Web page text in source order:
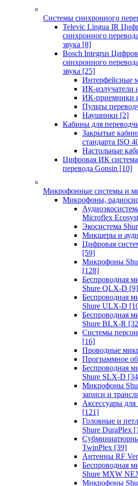
Системы синхронного
Televic Lingua IR
синхронного
звука [8]
Bosch Integrus
синхронного
звука [25]
Интерфейсные
ИК-излучатели
ИК-приемники
Пульты
Наушники [2]
Кабины для
Закрытые
стандарта ISO
Настольные
Цифровая ИК
перевода Gonsin [10]
Микрофонные системы и
Микрофоны,
Microflex
Экосистема
Микшеры и
Цифровая
[59]
Микрофоны
[128]
Беспроводная
Shure QLX-D [9]
Беспроводная
Shure ULX-D
Беспроводная
Shure BLX-R
Системы
[16]
Проводные
Программное
Беспроводная
Shure SLX-D
Микрофоны
записи и
Аксессуары
[121]
Головные и
Shure DuraPlex
TwinPlex [39]
Антенны RF
Беспроводная
Shure MXW
Микрофоны